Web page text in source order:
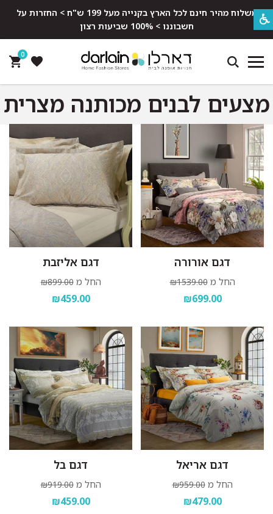
משלוח מהיר חינם לכל הארץ בקנייה מעל 199 ש"ח > החזרות על
חשבוננו > 100% שביעות רצון
0
מצעים לבנים מכותנה מצרית
דגם אורורה
החל מ ₪1539.00
₪699.00
דגם אליזבת
החל מ ₪899.00
₪459.00
דגם אריאל
החל מ ₪959.00
₪479.00
דגם בל
החל מ ₪919.00
₪459.00